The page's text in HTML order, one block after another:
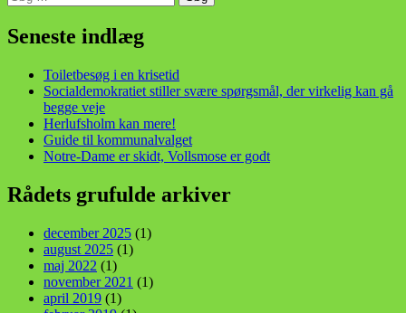
efter:
Seneste indlæg
Toiletbesøg i en krisetid
Socialdemokratiet stiller svære spørgsmål, der virkelig kan gå
begge veje
Herlufsholm kan mere!
Guide til kommunalvalget
Notre-Dame er skidt, Vollsmose er godt
Rådets grufulde arkiver
december 2025 (1)
august 2025 (1)
maj 2022 (1)
november 2021 (1)
april 2019 (1)